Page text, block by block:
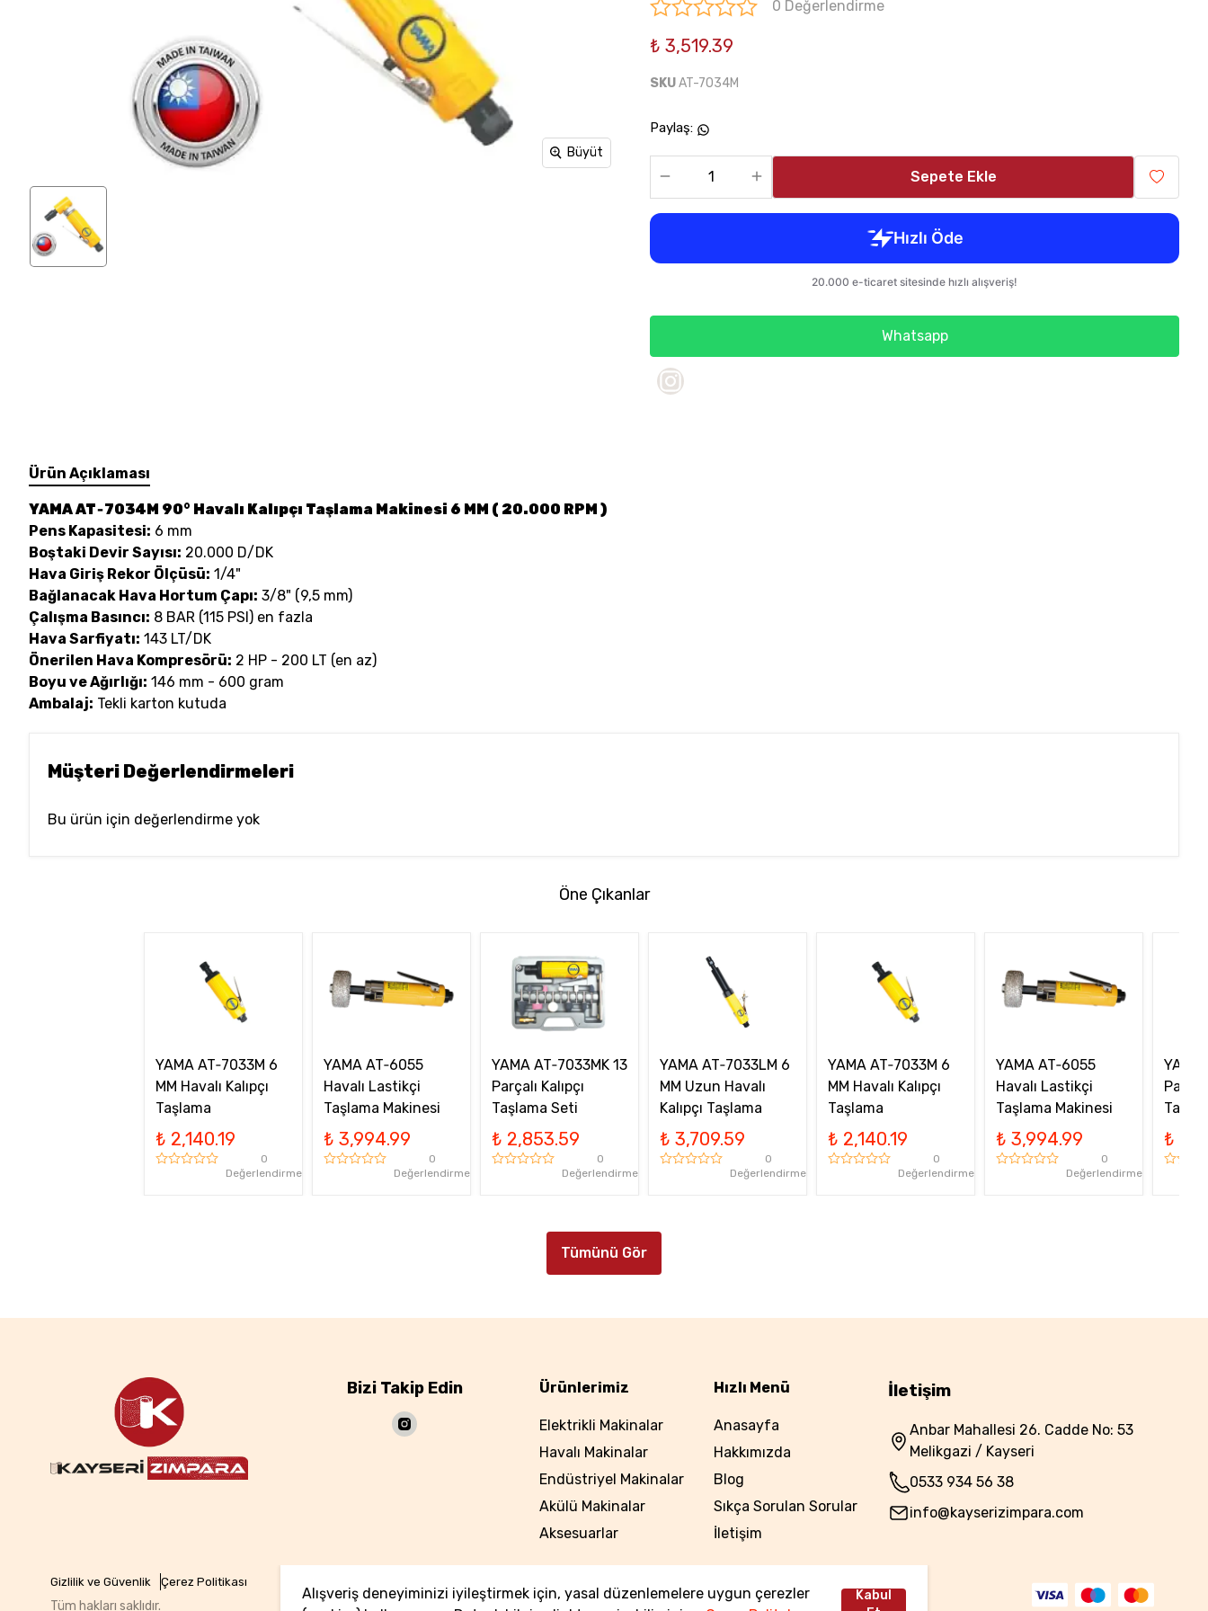
Alışveriş deneyiminizi iyileştirmek için, yasal düzenlemelere uygun çerezler
Kabul
Büyüt
0 Değerlendirme
₺ 3,519.39
SKUAT-7034M
Paylaş:
Sepete Ekle
Whatsapp
Ürün Açıklaması
YAMA AT‑7034M 90° Havalı Kalıpçı Taşlama Makinesi 6 MM ( 20.000 RPM )
Pens Kapasitesi: 6 mm
Boştaki Devir Sayısı: 20.000 D/DK
Hava Giriş Rekor Ölçüsü: 1/4"
Bağlanacak Hava Hortum Çapı: 3/8" (9,5 mm)
Çalışma Basıncı: 8 BAR (115 PSI) en fazla
Hava Sarfiyatı: 143 LT/DK
Önerilen Hava Kompresörü: 2 HP - 200 LT (en az)
Boyu ve Ağırlığı: 146 mm - 600 gram
Ambalaj: Tekli karton kutuda
Müşteri Değerlendirmeleri
Bu ürün için değerlendirme yok
Öne Çıkanlar
YAMA AT‑7033M 6
MM Havalı Kalıpçı
Taşlama
₺ 2,140.19
0
Değerlendirme
YAMA AT‑6055
Havalı Lastikçi
Taşlama Makinesi
₺ 3,994.99
0
Değerlendirme
YAMA AT‑7033MK 13
Parçalı Kalıpçı
Taşlama Seti
₺ 2,853.59
0
Değerlendirme
YAMA AT‑7033LM 6
MM Uzun Havalı
Kalıpçı Taşlama
₺ 3,709.59
0
Değerlendirme
YAMA AT‑7033M 6
MM Havalı Kalıpçı
Taşlama
₺ 2,140.19
0
Değerlendirme
YAMA AT‑6055
Havalı Lastikçi
Taşlama Makinesi
₺ 3,994.99
0
Değerlendirme
YAMA
₺
Tümünü Gör
Bizi Takip Edin Ürünlerimiz
Elektrikli Makinalar
Havalı Makinalar
Endüstriyel Makinalar
Akülü Makinalar
Aksesuarlar
Hızlı Menü
Anasayfa
Hakkımızda
Blog
Sıkça Sorulan Sorular
İletişim
İletişim
Anbar Mahallesi 26. Cadde No: 53
Melikgazi / Kayseri
0533 934 56 38
info@kayserizimpara.com
Gizlilik ve Güvenlik Çerez Politikası
Tüm hakları saklıdır.